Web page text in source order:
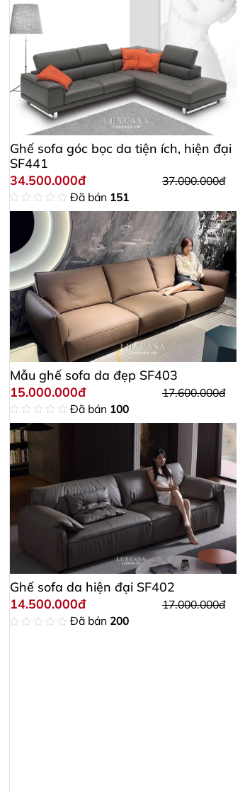
Ghế sofa góc bọc da tiện ích, hiện đại
SF441
34.500.000đ
37.000.000đ
Đã bán 151
Mẫu ghế sofa da đẹp SF403
15.000.000đ
17.600.000đ
Đã bán 100
Ghế sofa da hiện đại SF402
14.500.000đ
17.000.000đ
Đã bán 200